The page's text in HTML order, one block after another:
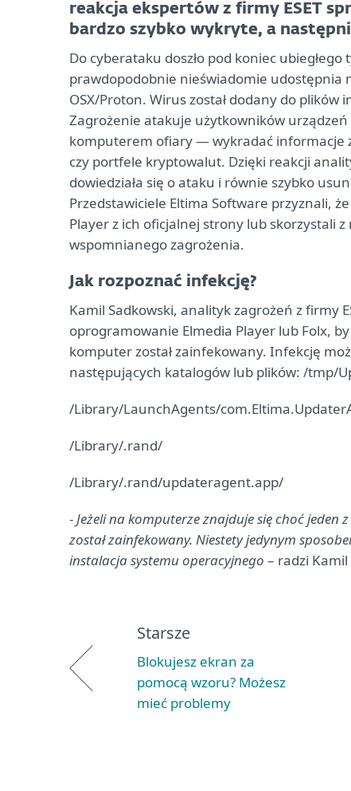
reakcja ekspertów z firmy ESET
bardzo szybko wykryte, a
Do cyberataku doszło pod koniec
prawdopodobnie nieświadomie
OSX/Proton. Wirus został dodany do
Zagrożenie atakuje użytkowników
komputerem ofiary — wykradać informacje
czy portfele kryptowalut. Dzięki reakcji
dowiedziała się o ataku i równie szybko
Przedstawiciele Eltima Software przyznali,
Player z ich oficjalnej strony lub skorzystali
wspomnianego zagrożenia.
Jak rozpoznać infekcję?
Kamil Sadkowski, analityk zagrożeń z firmy
oprogramowanie Elmedia Player lub Folx,
komputer został zainfekowany. Infekcję
następujących katalogów lub plików: /tmp/
/Library/LaunchAgents/
/Library/.rand/
/Library/.rand/updateragent.app/
-Jeżeli na komputerze znajduje się choć jeden
został zainfekowany. Niestety jedynym
instalacja systemu operacyjnego – radzi Kamil
Starsze
Blokujesz ekran za
pomocą wzoru? Możesz
mieć problemy